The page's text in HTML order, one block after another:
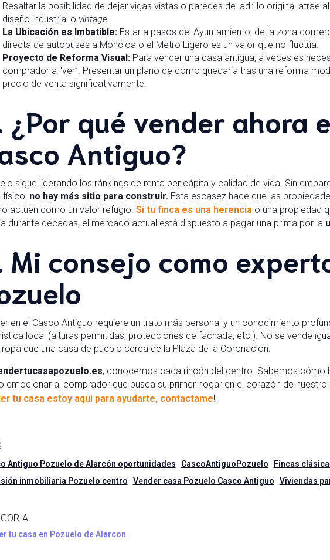
Resaltar la posibilidad de dejar vigas vistas o paredes de ladrillo original atrae
diseño industrial o vintage.
La Ubicación es Imbatible:Estar a pasos del Ayuntamiento, de la zona
directa de autobuses a Moncloa o el Metro Ligero es un valor que no fluctúa.
Proyecto de Reforma Visual:Para vender una casa antigua, a veces es
comprador a “ver”. Presentar un plano de cómo quedaría tras una reforma
precio de venta significativamente.
¿Por qué vender ahora
Antiguo?
sigue liderando los ránkings de renta per cápita y calidad de vida. Sin
físico: no hay más sitio para construir.Esta escasez hace que las
actúen como un valor refugio. Si tu finca es una herenciao una propiedad
durante décadas, el mercado actual está dispuesto a pagar una prima por la
Mi consejo como
en el Casco Antiguo requiere un trato más personal y un conocimiento
local (alturas permitidas, protecciones de fachada, etc.). No se vende
que una casa de pueblo cerca de la Plaza de la Coronación.
, conocemos cada rincón del centro. Sabemos cómo
emocionar al comprador que busca su primer hogar en el corazón de nuestro
tu casa estoy aqui para ayudarte, contactame!
Antiguo Pozuelo de Alarcón oportunidades CascoAntiguoPozuelo
Fincas
inmobiliaria Pozuelo centro
Vender casa Pozuelo Casco Antiguo Viviendas
tu casa en Pozuelo de Alarcon